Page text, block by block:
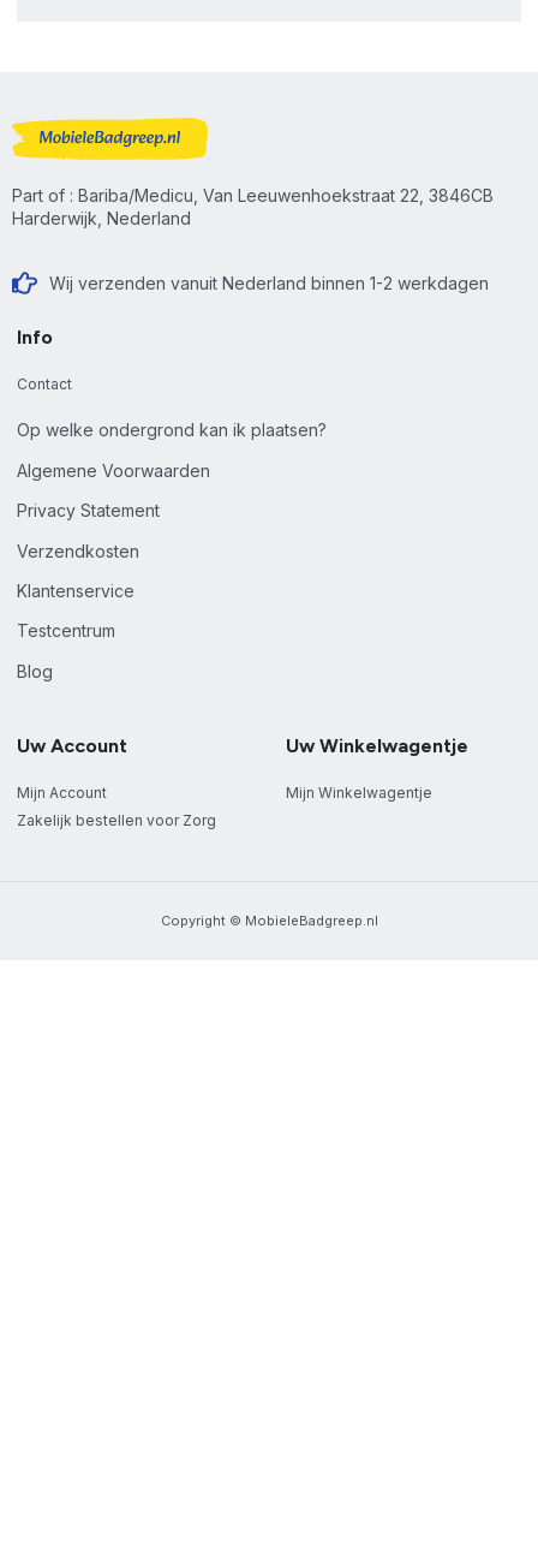
Part of : Bariba/Medicu, Van Leeuwenhoekstraat 22, 3846CB
Harderwijk, Nederland
Wij verzenden vanuit Nederland binnen 1-2 werkdagen
Info
Contact
Op welke ondergrond kan ik plaatsen?
Algemene Voorwaarden
Privacy Statement
Verzendkosten
Klantenservice
Testcentrum
Blog
Uw Account
Mijn Account
Zakelijk bestellen voor Zorg
Uw Winkelwagentje
Mijn Winkelwagentje
Copyright © MobieleBadgreep.nl